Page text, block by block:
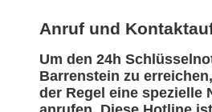
Anruf und
Um den 24h
Barrenstein zu
der Regel eine spezielle